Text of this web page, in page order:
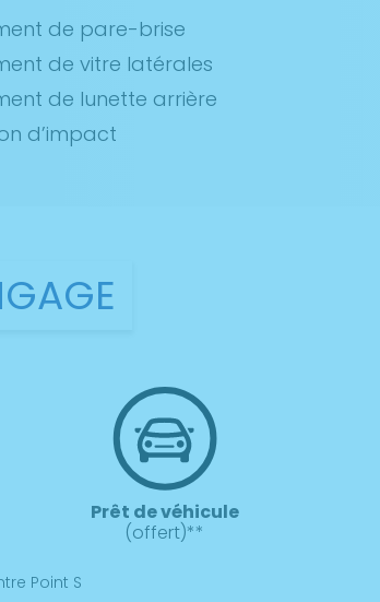
de pare-brise
de vitre latérales
de lunette arrière
d’impact
Prêt de véhicule
(offert)**
Point S